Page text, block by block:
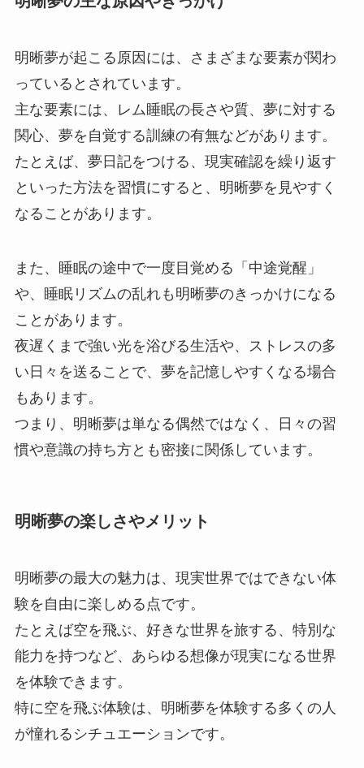
明晰夢が起こる原因には、さまざまな要素が関わ
っているとされています。
主な要素には、レム睡眠の長さや質、夢に対する
関心、夢を自覚する訓練の有無などがあります。
たとえば、夢日記をつける、現実確認を繰り返す
といった方法を習慣にすると、明晰夢を見やすく
なることがあります。
また、睡眠の途中で一度目覚める「中途覚醒」
や、睡眠リズムの乱れも明晰夢のきっかけになる
ことがあります。
夜遅くまで強い光を浴びる生活や、ストレスの多
い日々を送ることで、夢を記憶しやすくなる場合
もあります。
つまり、明晰夢は単なる偶然ではなく、日々の習
慣や意識の持ち方とも密接に関係しています。
明晰夢の楽しさやメリット
明晰夢の最大の魅力は、現実世界ではできない体
験を自由に楽しめる点です。
たとえば空を飛ぶ、好きな世界を旅する、特別な
能力を持つなど、あらゆる想像が現実になる世界
を体験できます。
特に空を飛ぶ体験は、明晰夢を体験する多くの人
が憧れるシチュエーションです。